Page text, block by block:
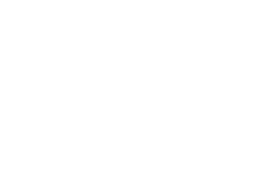
(visažisčių/tų) kursai Klaipėdoje, Kretingoje
programa 12 val.